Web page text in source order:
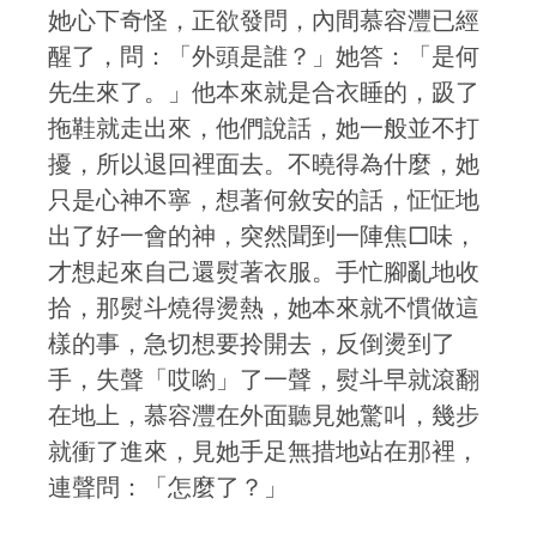
她心下奇怪，正欲發問，內間慕容灃已經
醒了，問：「外頭是誰？」她答：「是何
先生來了。」他本來就是合衣睡的，趿了
拖鞋就走出來，他們說話，她一般並不打
擾，所以退回裡面去。不曉得為什麼，她
只是心神不寧，想著何敘安的話，怔怔地
出了好一會的神，突然聞到一陣焦□味，
才想起來自己還熨著衣服。手忙腳亂地收
拾，那熨斗燒得燙熱，她本來就不慣做這
樣的事，急切想要拎開去，反倒燙到了
手，失聲「哎喲」了一聲，熨斗早就滾翻
在地上，慕容灃在外面聽見她驚叫，幾步
就衝了進來，見她手足無措地站在那裡，
連聲問：「怎麼了？」